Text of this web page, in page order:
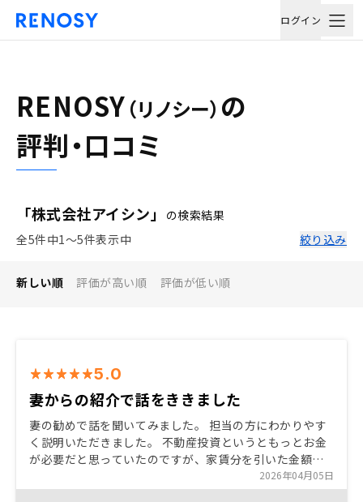
ログイン
RENOSY （リノシー） の
評判・口コミ
「株式会社アイシン」
の検索結果
全5件中1〜5件表示中
絞り込み
新しい順 評価が高い順 評価が低い順
5.0
妻からの紹介で話をききました
妻の勧めで話を聞いてみました。 担当の方にわかりやす
く説明いただきました。 不動産投資というともっとお金
が必要だと思っていたのですが、家賃分を引いた金額を
毎月払うということで、思っていたよりもなんとかなり
そうだなと思い決めました。
2026年04月05日